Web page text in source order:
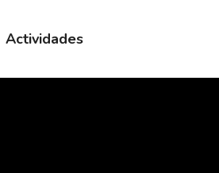
Actividades